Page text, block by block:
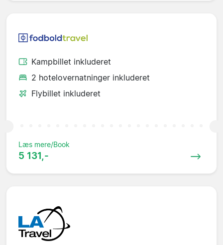
Kampbillet inkluderet
2 hotelovernatninger inkluderet
Flybillet inkluderet
Læs mere/Book
5 131,-